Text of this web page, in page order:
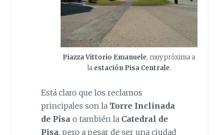
Piazza Vittorio Emanuele, muy próxima a
la estación Pisa Centrale.
Está claro que los reclamos
principales son la Torre Inclinada
de Pisa o también la Catedral de
Pisa, pero a pesar de ser una ciudad